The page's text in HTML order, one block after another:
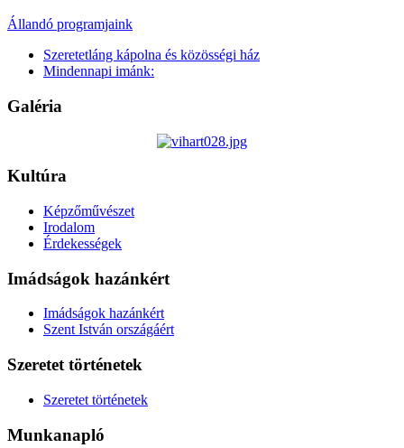
Állandó programjaink
Szeretetláng kápolna és közösségi ház
Mindennapi imánk:
Galéria
Kultúra
Képzőművészet
Irodalom
Érdekességek
Imádságok hazánkért
Imádságok hazánkért
Szent István országáért
Szeretet történetek
Szeretet történetek
Munkanapló